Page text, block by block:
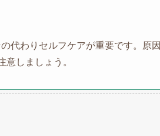
代わりセルフケアが重要です。原因
しましょう。